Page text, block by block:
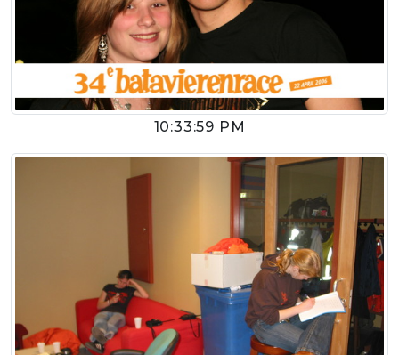
10:33:59 PM